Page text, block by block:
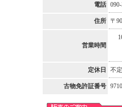
電話
住所 〒
営業時間
定休日 不
古物免許証番号